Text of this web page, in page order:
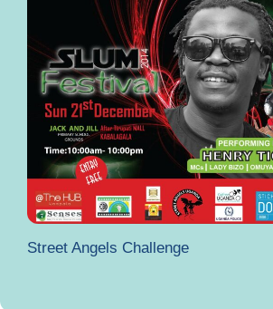
Street Angels Challenge